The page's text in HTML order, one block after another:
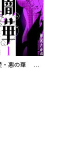
続・悪の華 闇華 新装版